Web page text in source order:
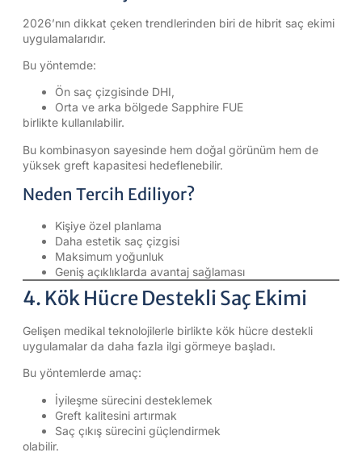
2026’nın dikkat çeken trendlerinden biri de hibrit saç ekimi
uygulamalarıdır.
Bu yöntemde:
Ön saç çizgisinde DHI,
Orta ve arka bölgede Sapphire FUE
birlikte kullanılabilir.
Bu kombinasyon sayesinde hem doğal görünüm hem de
yüksek greft kapasitesi hedeflenebilir.
Neden Tercih Ediliyor?
Kişiye özel planlama
Daha estetik saç çizgisi
Maksimum yoğunluk
Geniş açıklıklarda avantaj sağlaması
4. Kök Hücre Destekli Saç Ekimi
Gelişen medikal teknolojilerle birlikte kök hücre destekli
uygulamalar da daha fazla ilgi görmeye başladı.
Bu yöntemlerde amaç:
İyileşme sürecini desteklemek
Greft kalitesini artırmak
Saç çıkış sürecini güçlendirmek
olabilir.